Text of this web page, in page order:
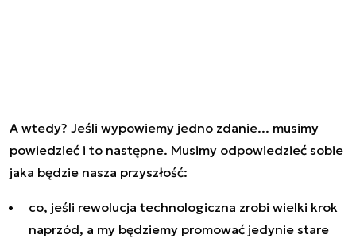
A wtedy? Jeśli wypowiemy jedno zdanie... musimy
powiedzieć i to następne. Musimy odpowiedzieć sobie
jaka będzie nasza przyszłość:
co, jeśli rewolucja technologiczna zrobi wielki krok
naprzód, a my będziemy promować jedynie stare